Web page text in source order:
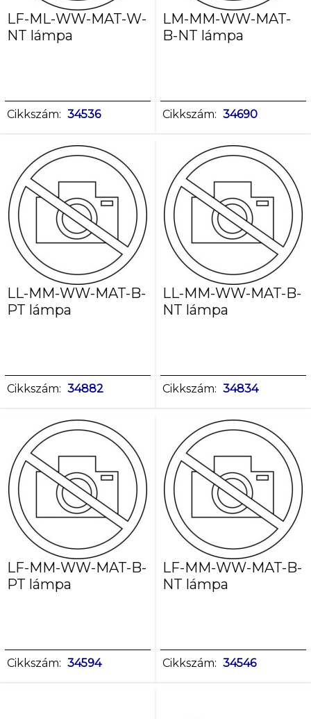
LF-ML-WW-MAT-W-
NT lámpa
Cikkszám: 34536
LM-MM-WW-MAT-
B-NT lámpa
Cikkszám: 34690
LL-MM-WW-MAT-B-
PT lámpa
Cikkszám: 34882
LL-MM-WW-MAT-B-
NT lámpa
Cikkszám: 34834
LF-MM-WW-MAT-B-
PT lámpa
Cikkszám: 34594
LF-MM-WW-MAT-B-
NT lámpa
Cikkszám: 34546